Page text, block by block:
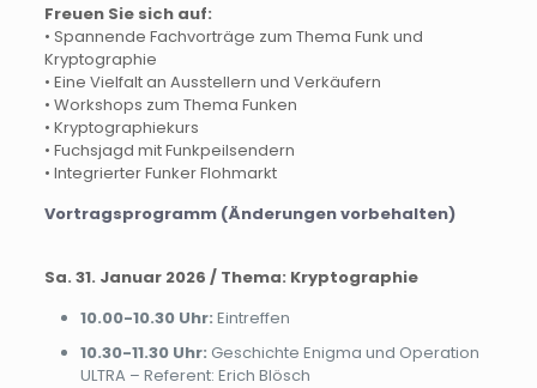
Freuen Sie sich auf:
• Spannende Fachvorträge zum Thema Funk und
Kryptographie
• Eine Vielfalt an Ausstellern und Verkäufern
• Workshops zum Thema Funken
• Kryptographiekurs
• Fuchsjagd mit Funkpeilsendern
• Integrierter Funker Flohmarkt
Vortragsprogramm (Änderungen vorbehalten)
Sa. 31. Januar 2026 / Thema: Kryptographie
10.00-10.30 Uhr: Eintreffen
10.30-11.30 Uhr: Geschichte Enigma und Operation
ULTRA – Referent: Erich Blösch